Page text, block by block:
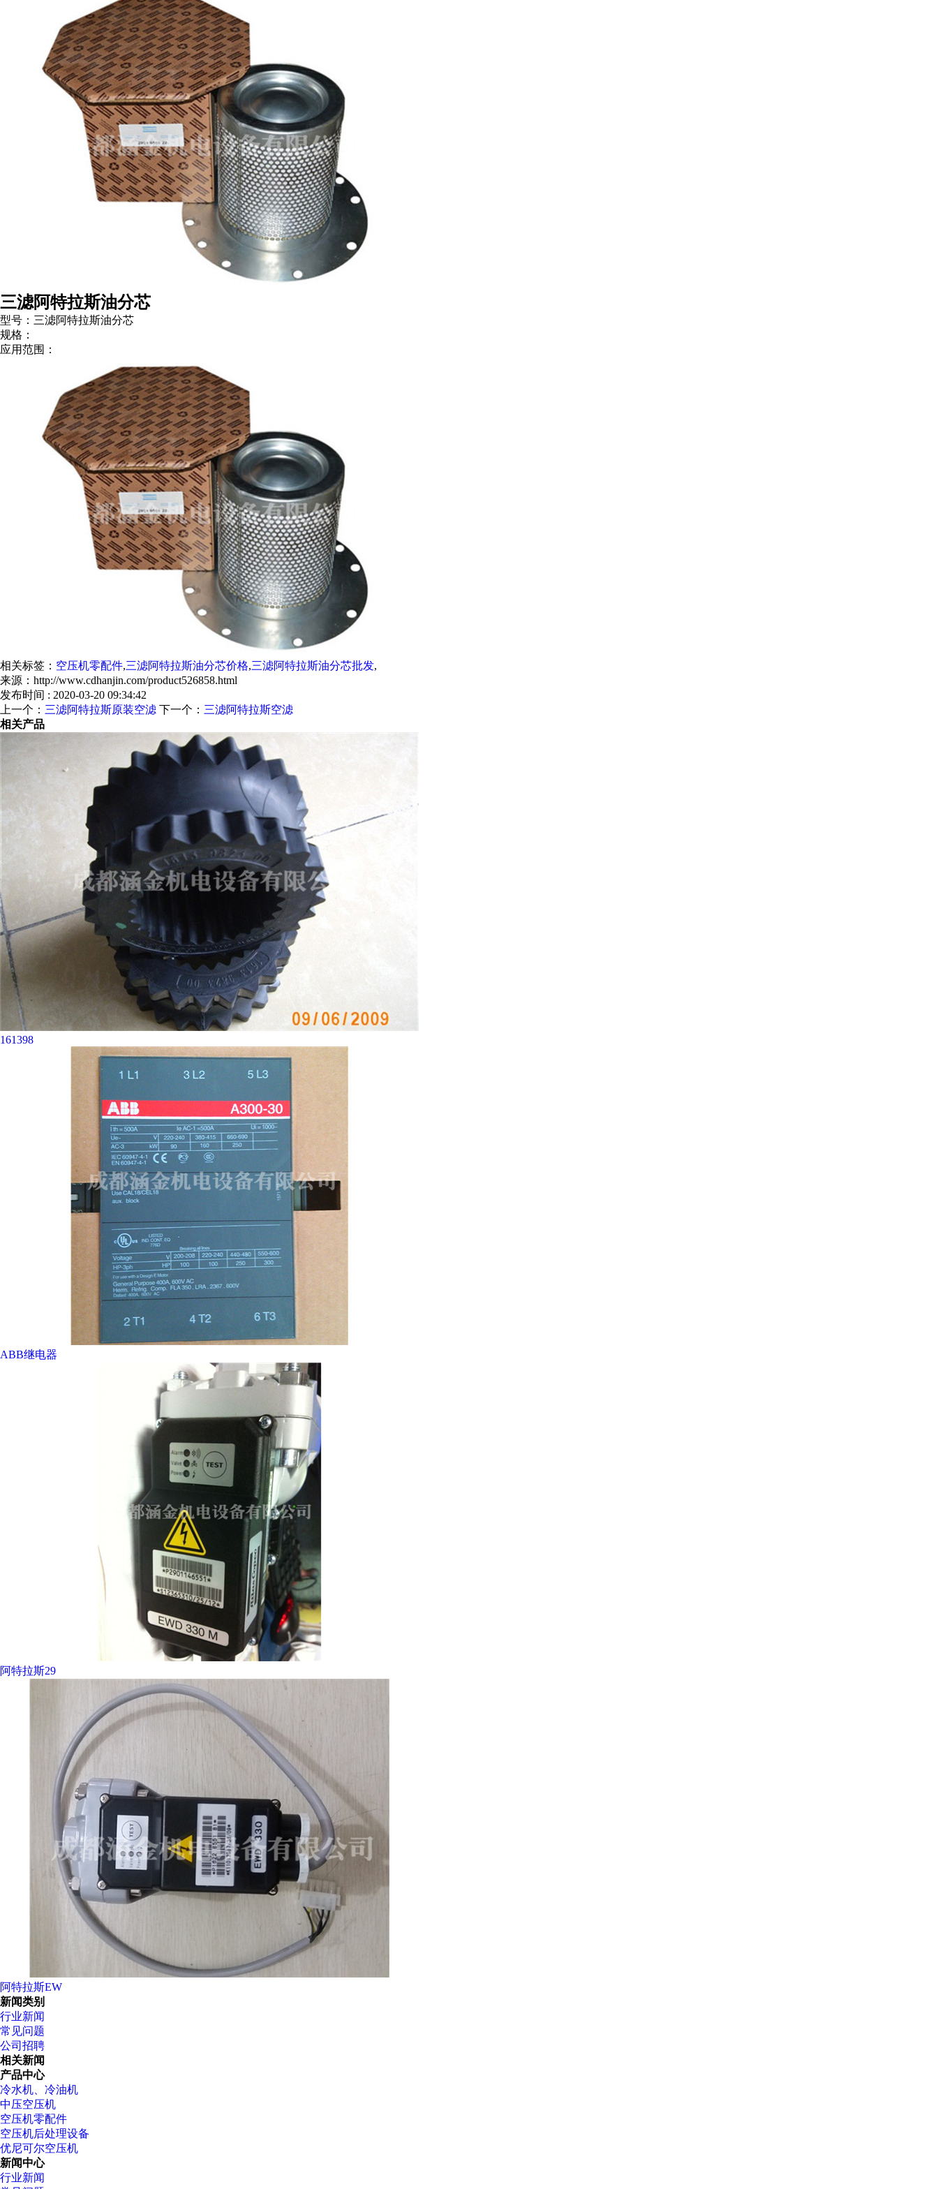
三滤阿特拉斯油分芯
型号：三滤阿特拉斯油分芯
规格：
应用范围：
相关标签： 空压机零配件,三滤阿特拉斯油分芯价格,三滤阿特拉斯油分芯批发,
来源：http://www.cdhanjin.com/product526858.html
发布时间 : 2020-03-20 09:34:42
上一个： 三滤阿特拉斯原装空滤 下一个： 三滤阿特拉斯空滤
相关产品
161398
ABB继电器
阿特拉斯29
阿特拉斯EW
新闻类别
行业新闻
常见问题
公司招聘
相关新闻
产品中心
冷水机、冷油机
中压空压机
空压机零配件
空压机后处理设备
优尼可尔空压机
新闻中心
行业新闻